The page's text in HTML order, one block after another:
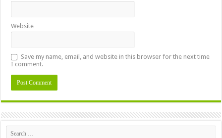
Website
Save my name, email, and website in this browser for the next time
I comment.